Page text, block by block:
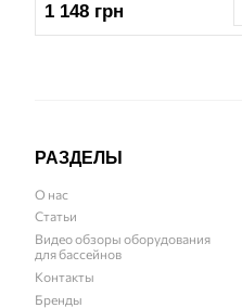
1 148 грн
РАЗДЕЛЫ
О нас
Статьи
Видео обзоры оборудования
для бассейнов
Контакты
Бренды